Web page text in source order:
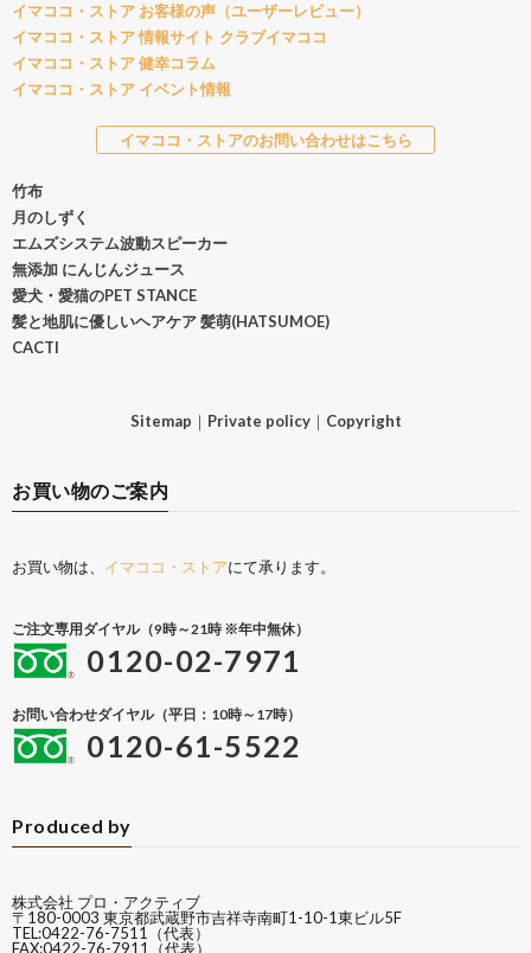
イマココ・ストア お客様の声（ユーザーレビュー）
イマココ・ストア 情報サイト クラブイマココ
イマココ・ストア 健幸コラム
イマココ・ストア イベント情報
イマココ・ストアのお問い合わせはこちら
竹布
月のしずく
エムズシステム波動スピーカー
無添加 にんじんジュース
愛犬・愛猫のPET STANCE
髪と地肌に優しいヘアケア 髪萌(HATSUMOE)
CACTI
Sitemap ｜ Private policy｜ Copyright
お買い物のご案内
お買い物は、 イマココ・ストアにて承ります。
ご注文専用ダイヤル（9時～21時 ※年中無休）
0120-02-7971
お問い合わせダイヤル（平日：10時～17時）
0120-61-5522
Produced by
株式会社 プロ・アクティブ
〒180-0003 東京都武蔵野市吉祥寺南町1-10-1東ビル5F
TEL:0422-76-7511（代表）
FAX:0422-76-7911（代表）